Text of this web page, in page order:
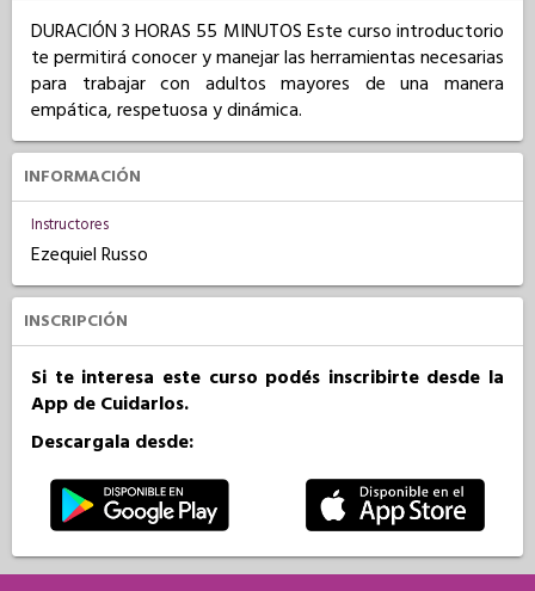
DURACIÓN 3 HORAS 55 MINUTOS Este curso introductorio
te permitirá conocer y manejar las herramientas necesarias
para trabajar con adultos mayores de una manera
empática, respetuosa y dinámica.
INFORMACIÓN
Instructores
Ezequiel Russo
INSCRIPCIÓN
Si te interesa este curso podés inscribirte desde la
App de Cuidarlos.
Descargala desde: